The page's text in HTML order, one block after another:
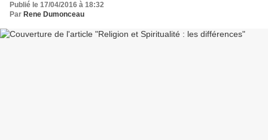
Publié le 17/04/2016 à 18:32
Par Rene Dumonceau